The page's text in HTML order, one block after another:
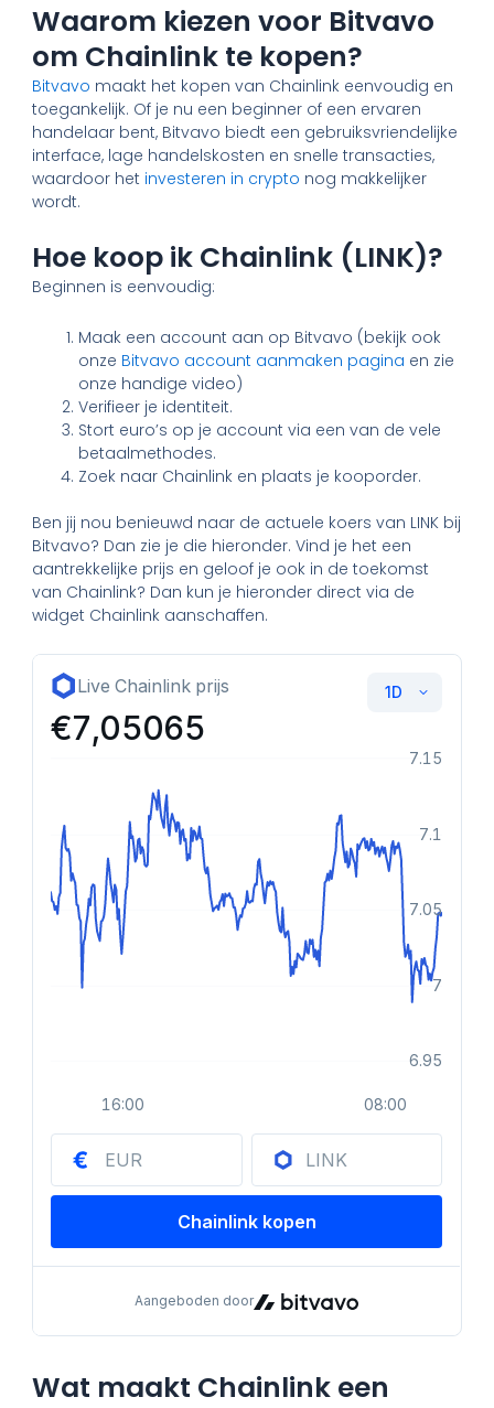
Waarom kiezen voor Bitvavo
om Chainlink te kopen?
Bitvavo maakt het kopen van Chainlink eenvoudig en
toegankelijk. Of je nu een beginner of een ervaren
handelaar bent, Bitvavo biedt een gebruiksvriendelijke
interface, lage handelskosten en snelle transacties,
waardoor het investeren in crypto nog makkelijker
wordt.
Hoe koop ik Chainlink (LINK)?
Beginnen is eenvoudig:
Maak een account aan op Bitvavo (bekijk ook
onze Bitvavo account aanmaken pagina en zie
onze handige video)
Verifieer je identiteit.
Stort euro’s op je account via een van de vele
betaalmethodes.
Zoek naar Chainlink en plaats je kooporder.
Ben jij nou benieuwd naar de actuele koers van LINK bij
Bitvavo? Dan zie je die hieronder. Vind je het een
aantrekkelijke prijs en geloof je ook in de toekomst
van Chainlink? Dan kun je hieronder direct via de
widget Chainlink aanschaffen.
Wat maakt Chainlink een